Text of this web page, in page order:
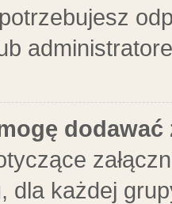
dodawać
dla każdej